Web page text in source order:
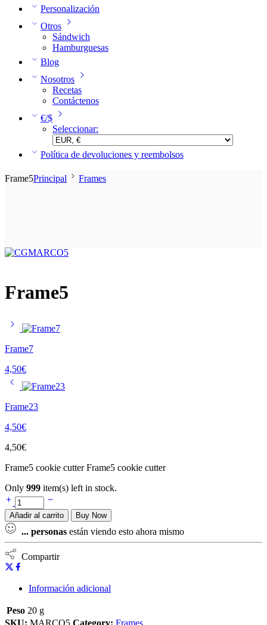
Personalización
Otros
Sándwich
Hamburguesas
Blog
Nosotros
Recetas
Contáctenos
€/$
Seleccionar:
Política de devoluciones y reembolsos
Frame5Principal Frames
Frame5
Frame7
4,50€
Frame23
4,50€
4,50€
Frame5 cookie cutter Frame5 cookie cutter
Only 999 item(s) left in stock.
Añadir al carrito Buy Now
... personas están viendo esto ahora mismo
Compartir
Información adicional
Peso 20 g
SKU: MARCO5 Category: Frames